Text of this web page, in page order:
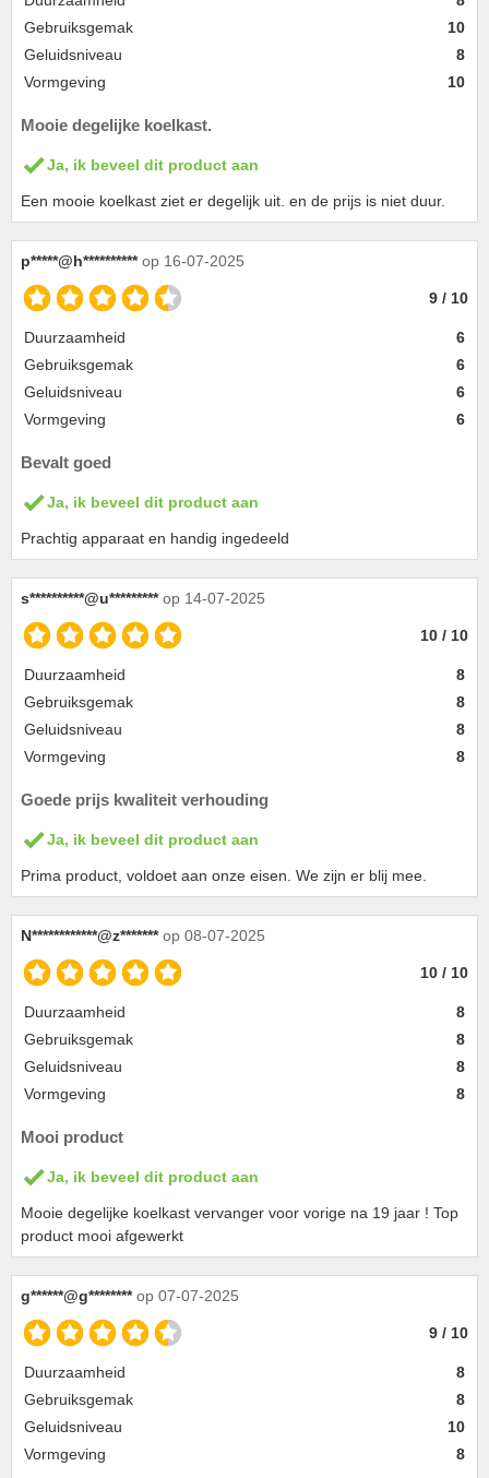
Gebruiksgemak
10
Geluidsniveau
8
Vormgeving
10
Mooie degelijke koelkast.
Ja, ik beveel dit product aan
Een mooie koelkast ziet er degelijk uit. en de prijs is niet duur.
p*****@h********** op 16-07-2025
9 / 10
Duurzaamheid
6
Gebruiksgemak
6
Geluidsniveau
6
Vormgeving
6
Bevalt goed
Ja, ik beveel dit product aan
Prachtig apparaat en handig ingedeeld
s**********@u********* op 14-07-2025
10 / 10
Duurzaamheid
8
Gebruiksgemak
8
Geluidsniveau
8
Vormgeving
8
Goede prijs kwaliteit verhouding
Ja, ik beveel dit product aan
Prima product, voldoet aan onze eisen. We zijn er blij mee.
N************@z******* op 08-07-2025
10 / 10
Duurzaamheid
8
Gebruiksgemak
8
Geluidsniveau
8
Vormgeving
8
Mooi product
Ja, ik beveel dit product aan
Mooie degelijke koelkast vervanger voor vorige na 19 jaar ! Top
product mooi afgewerkt
g******@g******** op 07-07-2025
9 / 10
Duurzaamheid
8
Gebruiksgemak
8
Geluidsniveau
10
Vormgeving
8